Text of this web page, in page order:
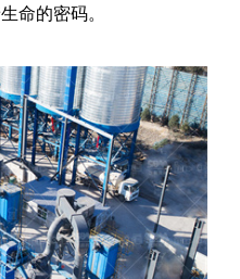
命的密码。